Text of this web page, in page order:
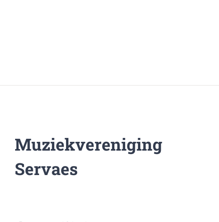
Muziekvereniging
Servaes